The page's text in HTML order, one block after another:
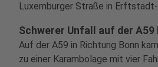
Luxemburger Straße in
Schwerer Unfall auf der A59
Auf der A59 in Richtung Bonn
zu einer Karambolage mit vier